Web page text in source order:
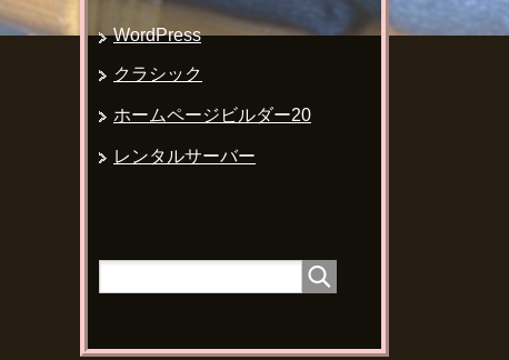
WordPress
クラシック
ホームページビルダー20
レンタルサーバー